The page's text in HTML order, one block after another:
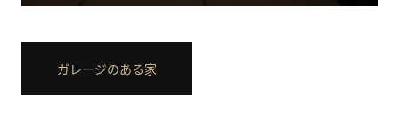
ガレージのある家